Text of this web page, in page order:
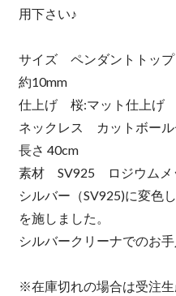
用下さい♪
サイズ ペンダントトッ
約10mm
仕上げ 桜:マット仕上げ
ネックレス カットボー
長さ 40cm
素材 SV925 ロジウムメ
シルバー（SV925)に変色
を施しました。
シルバークリーナでのお
※在庫切れの場合は受注生